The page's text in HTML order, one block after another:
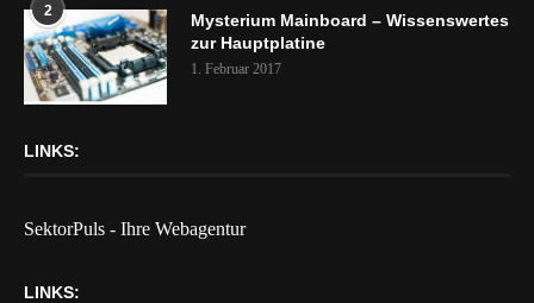
2
Mysterium Mainboard – Wissenswertes
zur Hauptplatine
1. Februar 2017
LINKS:
SektorPuls - Ihre Webagentur
LINKS: